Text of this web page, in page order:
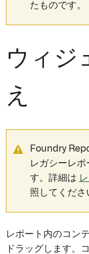
たものです。
ウィジ
え
Foundry
レガシーレ
す。詳細は
照してくださ
レポート内のコン
ドラッグします。